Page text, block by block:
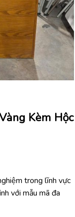
Kèm Hộc
trong lĩnh vực
với mẫu mã đa